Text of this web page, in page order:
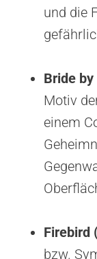
und die
Bride
Motiv
einem
Firebird
bzw.